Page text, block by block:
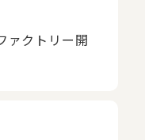
ァクトリー開